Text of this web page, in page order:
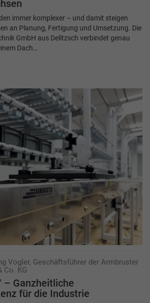
immer komplexer – und damit steigen
an Planung, Fertigung und Umsetzung. Die
GmbH aus Delitzsch verbindet genau
Dach…
Vogler, Geschäftsführer der Armbruster
Co. KG
– Ganzheitliche
für die Industrie